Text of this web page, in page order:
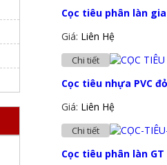
Cọc tiêu phân làn
Giá: Liên Hệ
Chi tiết
Cọc tiêu nhựa PVC
Giá: Liên Hệ
Chi tiết
Cọc tiêu phân làn